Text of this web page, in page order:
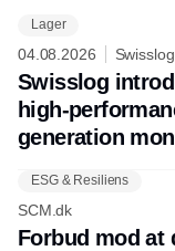
Lager
04.08.2026 Swisslog
Swisslog
high-
generation
ESG & Resiliens
SCM.dk
Forbud mod at